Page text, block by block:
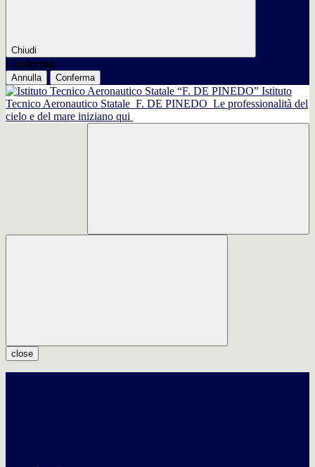
Chiudi
Conferma
Annulla Conferma
Istituto
Tecnico Aeronautico Statale F. DE PINEDO Le professionalità del
cielo e del mare iniziano qui
close